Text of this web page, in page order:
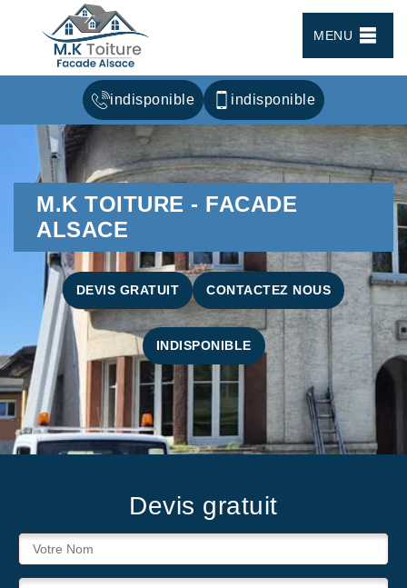
MENU
indisponible indisponible
M.K TOITURE - FACADE
ALSACE
DEVIS GRATUIT CONTACTEZ NOUS
INDISPONIBLE
Devis gratuit